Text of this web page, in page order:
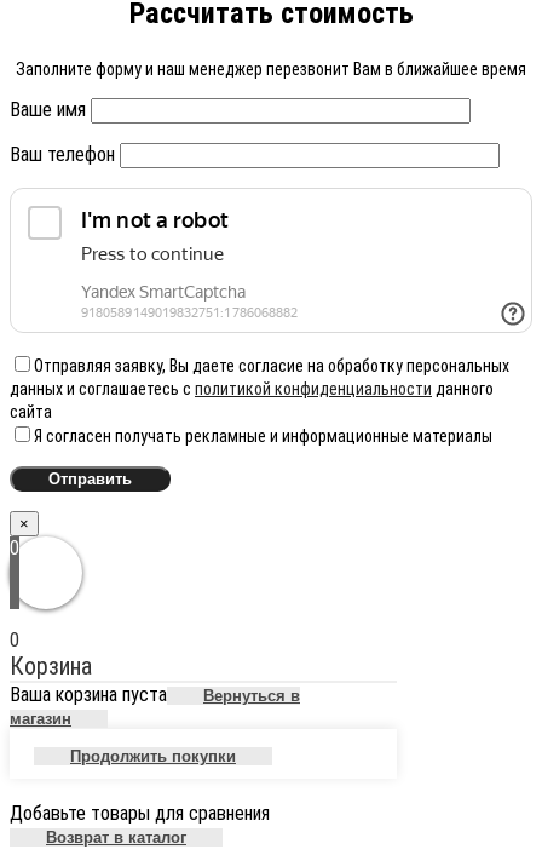
Рассчитать стоимость
Заполните форму и наш менеджер перезвонит Вам в ближайшее время
Ваше имя
Ваш телефон
Отправляя заявку, Вы даете согласие на обработку персональных
данных и соглашаетесь с политикой конфиденциальности данного
сайта
Я согласен получать рекламные и информационные материалы
×
0
0
Корзина
Ваша корзина пуста
Вернуться в
магазин
Продолжить покупки
Добавьте товары для сравнения
Возврат в каталог